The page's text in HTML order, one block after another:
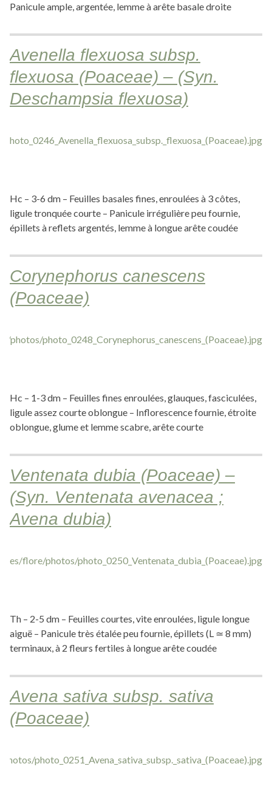
Panicule ample, argentée, lemme à arête basale droite
Avenella flexuosa subsp.
flexuosa (Poaceae) – (Syn.
Deschampsia flexuosa)
Hc – 3-6 dm – Feuilles basales fines, enroulées à 3 côtes,
ligule tronquée courte – Panicule irrégulière peu fournie,
épillets à reflets argentés, lemme à longue arête coudée
Corynephorus canescens
(Poaceae)
Hc – 1-3 dm – Feuilles fines enroulées, glauques, fasciculées,
ligule assez courte oblongue – Inflorescence fournie, étroite
oblongue, glume et lemme scabre, arête courte
Ventenata dubia (Poaceae) –
(Syn. Ventenata avenacea ;
Avena dubia)
Th – 2-5 dm – Feuilles courtes, vite enroulées, ligule longue
aiguë – Panicule très étalée peu fournie, épillets (L ≃ 8 mm)
terminaux, à 2 fleurs fertiles à longue arête coudée
Avena sativa subsp. sativa
(Poaceae)